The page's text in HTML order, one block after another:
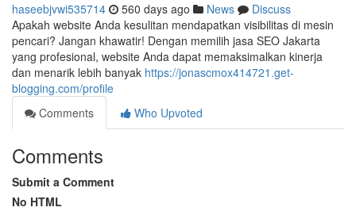
haseebjvwi535714 560 days ago News
Discuss
Apakah website Anda kesulitan mendapatkan visibilitas di mesin
pencari? Jangan khawatir! Dengan memilih jasa SEO Jakarta
yang profesional, website Anda dapat memaksimalkan kinerja
dan menarik lebih banyak https://jonascmox414721.get-
blogging.com/profile
Comments
Who Upvoted
Comments
Submit a Comment
No HTML